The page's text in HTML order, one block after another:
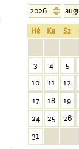
Hé Ke Sz
3
4 5
10
11 12
17
18 19
24
25 26
31
A Mizsei
Kossuth